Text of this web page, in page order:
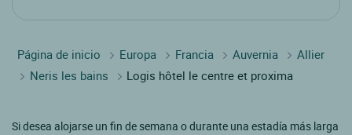
Página de inicio Europa Francia Auvernia
Allier
Neris les bains
Logis hôtel le centre et proxima
Si desea alojarse un fin de semana o durante una estadía más larga